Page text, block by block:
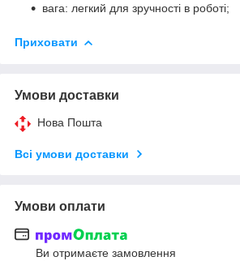
вага: легкий для зручності в роботі;
Приховати
Умови доставки
Нова Пошта
Всі умови доставки
Умови оплати
Ви отримаєте замовлення